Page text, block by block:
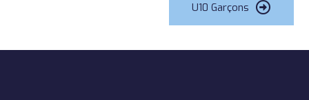
U10 Garçons